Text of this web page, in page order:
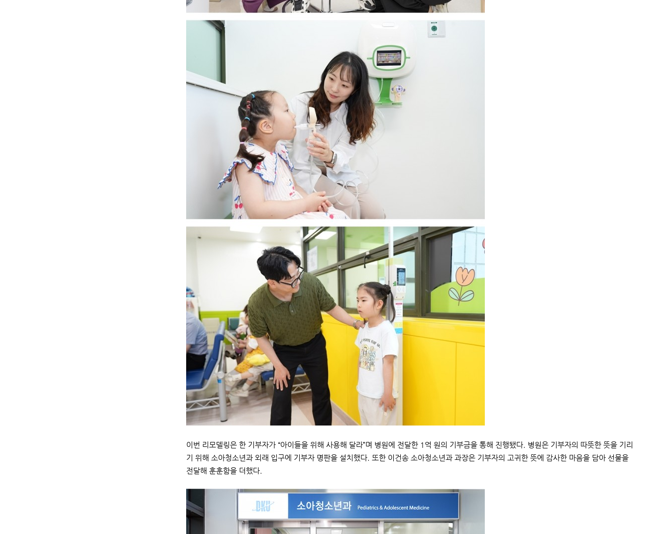
이번 리모델링은 한 기부자가 “아이들을 위해 사용해 달라”며 병원에 전달한 1억 원의 기부금을 통해 진행됐다. 병원은 기부자의 따뜻한 뜻을 기리
기 위해 소아청소년과 외래 입구에 기부자 명판을 설치했다. 또한 이건송 소아청소년과 과장은 기부자의 고귀한 뜻에 감사한 마음을 담아 선물을
전달해 훈훈함을 더했다.